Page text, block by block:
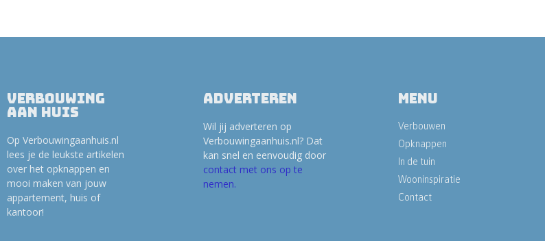
Verbouwing
aan huis
Op Verbouwingaanhuis.nl
lees je de leukste artikelen
over het opknappen en
mooi maken van jouw
appartement, huis of
kantoor!
Adverteren
Wil jij adverteren op
Verbouwingaanhuis.nl? Dat
kan snel en eenvoudig door
contact met ons op te
nemen.
Menu
Verbouwen
Opknappen
In de tuin
Wooninspiratie
Contact